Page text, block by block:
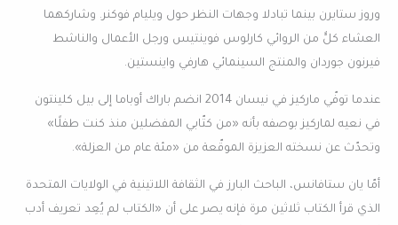
وروز ستايرن بينما تبادلا وجهات النظر حول ويليام فوكنر. وشاركهما
العشاء كلٌّ من الروائي كارلوس فوينتيس ورجل الأعمال والناشط
فيرنون جوردان والمنتج السينمائي هارفي واينستين.
عندما توفّي ماركيز في نيسان 2014 انضم باراك أوباما إلى بيل كلينتون
في نعيه لماركيز بوصفه بأنه «من كتّابي المفضلين منذ كنت طفلًا»
وتحدّث عن نسخته العزيزة الموقّعة من «مئة عام من العزلة».
أمّا يان ستافانس، الباحث البارز في الثقافة اللاتينية في الولايات المتحدة
الذي قرأ الكتاب ثلاثين مرة فإنه يصر على أن «الكتاب لم يُعِد تعريف أدب